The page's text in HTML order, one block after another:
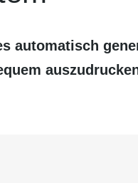
automatisch